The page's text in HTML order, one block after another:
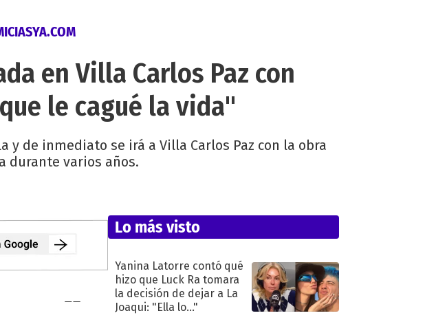
en Villa Carlos Paz con
le cagué la vida"
y de inmediato se irá a Villa Carlos Paz con la obra
durante varios años.
Lo más visto
Yanina Latorre contó qué
hizo que Luck Ra tomara
la decisión de dejar a La
Joaqui: "Ella lo..."